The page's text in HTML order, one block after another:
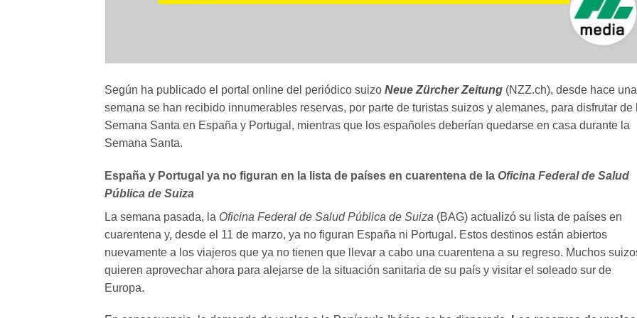
Según ha publicado el portal online del periódico suizo Neue Zürcher Zeitung (NZZ.ch), desde hace una
semana se han recibido innumerables reservas, por parte de turistas suizos y alemanes, para disfrutar de
Semana Santa en España y Portugal, mientras que los españoles deberían quedarse en casa durante la
Semana Santa.
España y Portugal ya no figuran en la lista de países en cuarentena de la Oficina Federal de Salud
Pública de Suiza
La semana pasada, la Oficina Federal de Salud Pública de Suiza (BAG) actualizó su lista de países en
cuarentena y, desde el 11 de marzo, ya no figuran España ni Portugal. Estos destinos están abiertos
nuevamente a los viajeros que ya no tienen que llevar a cabo una cuarentena a su regreso. Muchos
quieren aprovechar ahora para alejarse de la situación sanitaria de su país y visitar el soleado sur de
Europa.